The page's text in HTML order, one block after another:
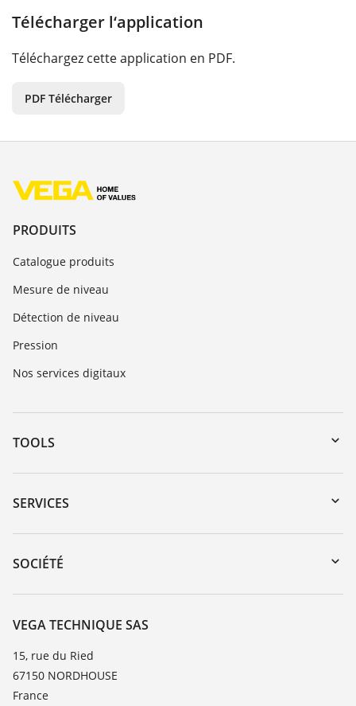
Télécharger l‘application
Téléchargez cette application en PDF.
PDF Télécharger
PRODUITS
Catalogue produits
Mesure de niveau
Détection de niveau
Pression
Nos services digitaux
TOOLS
Téléchargements
Recherche par numéro de série
DTM Collection/PACTware
SERVICES
Retour d'appareil
Formations
TeamViewer
SOCIÉTÉ
Carrière
À propos de VEGA
Contact
News
VEGA TECHNIQUE SAS
15, rue du Ried
67150 NORDHOUSE
France